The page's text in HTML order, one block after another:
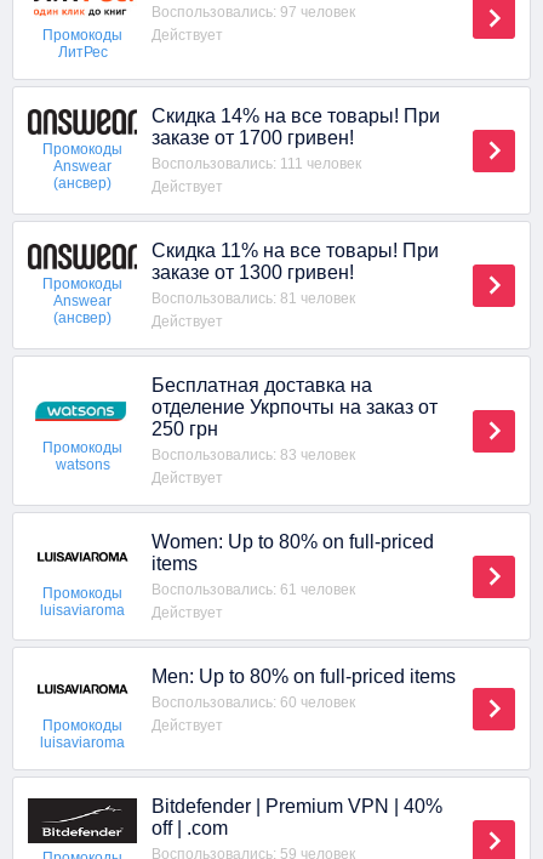
Промокоды
ЛитРес
Воспользовались: 97 человек
Действует
Промокоды
Answear
(ансвер)
Скидка 14% на все товары! При
заказе от 1700 гривен!
Воспользовались: 111 человек
Действует
Промокоды
Answear
(ансвер)
Скидка 11% на все товары! При
заказе от 1300 гривен!
Воспользовались: 81 человек
Действует
Промокоды
watsons
Бесплатная доставка на
отделение Укрпочты на заказ от
250 грн
Воспользовались: 83 человек
Действует
Промокоды
luisaviaroma
Women: Up to 80% on full-priced
items
Воспользовались: 61 человек
Действует
Промокоды
luisaviaroma
Men: Up to 80% on full-priced items
Воспользовались: 60 человек
Действует
Bitdefender | Premium VPN | 40%
off | .com
Воспользовались: 59 человек